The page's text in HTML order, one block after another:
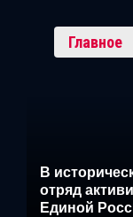
Главное
В
отряд
Единой